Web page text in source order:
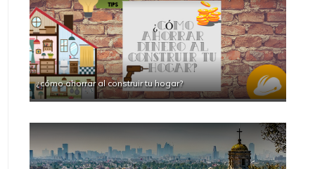
¿cómo ahorrar al construir tu hogar?